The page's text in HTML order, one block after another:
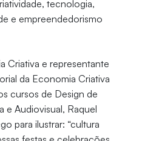
tecnologia,
e empreendedorismo
Criativa e representante
da Economia Criativa
cursos de Design de
e Audiovisual, Raquel
para ilustrar: “cultura